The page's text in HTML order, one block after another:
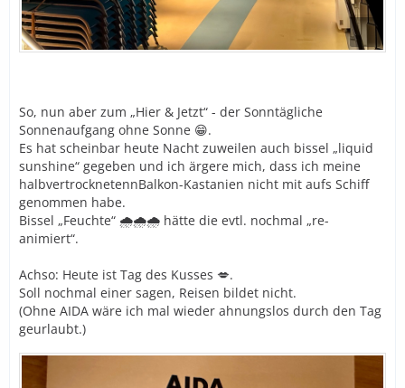
So, nun aber zum „Hier & Jetzt“ - der Sonntägliche
Sonnenaufgang ohne Sonne 😁.
Es hat scheinbar heute Nacht zuweilen auch bissel „liquid
sunshine“ gegeben und ich ärgere mich, dass ich meine
halbvertrocknetennBalkon-Kastanien nicht mit aufs Schiff
genommen habe.
Bissel „Feuchte“ 🌧️🌧️🌧️ hätte die evtl. nochmal „re-
animiert“.
Achso: Heute ist Tag des Kusses 💋.
Soll nochmal einer sagen, Reisen bildet nicht.
(Ohne AIDA wäre ich mal wieder ahnungslos durch den Tag
geurlaubt.)